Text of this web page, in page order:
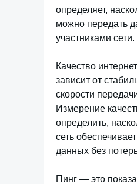
определяет,
можно передать
участниками сети.
Качество
зависит от
скорости
Измерение
определить,
сеть
данных без
Пинг — это